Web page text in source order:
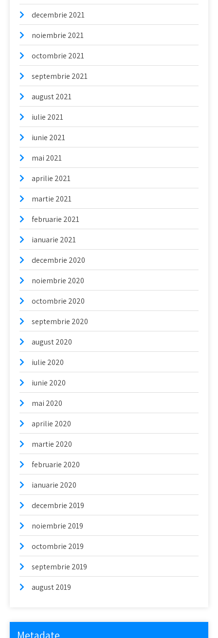
decembrie 2021
noiembrie 2021
octombrie 2021
septembrie 2021
august 2021
iulie 2021
iunie 2021
mai 2021
aprilie 2021
martie 2021
februarie 2021
ianuarie 2021
decembrie 2020
noiembrie 2020
octombrie 2020
septembrie 2020
august 2020
iulie 2020
iunie 2020
mai 2020
aprilie 2020
martie 2020
februarie 2020
ianuarie 2020
decembrie 2019
noiembrie 2019
octombrie 2019
septembrie 2019
august 2019
Metadate